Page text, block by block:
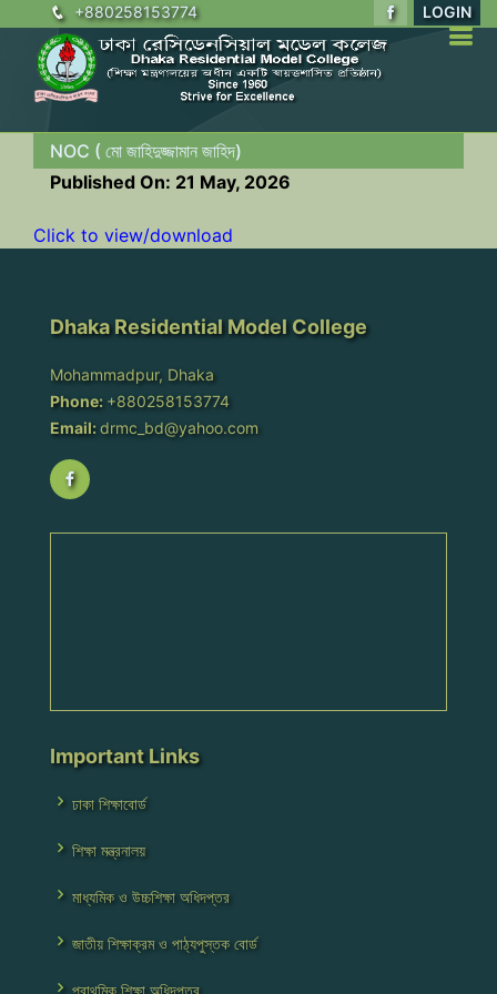
+880258153774 LOGIN
NOC ( মো জাহিদুজ্জামান জাহিদ)
Published On: 21 May, 2026
Click to view/download
Dhaka Residential Model College
Mohammadpur, Dhaka
Phone: +880258153774
Email: drmc_bd@yahoo.com
Important Links
ঢাকা শিক্ষাবোর্ড
শিক্ষা মন্ত্রনালয়
মাধ্যমিক ও উচ্চশিক্ষা অধিদপ্তর
জাতীয় শিক্ষাক্রম ও পাঠ্যপুস্তক বোর্ড
প্রাথমিক শিক্ষা অধিদপ্তর